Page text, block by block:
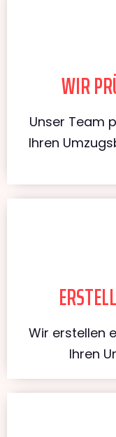
WIR
Unser Team
Ihren
Wir erstellen
Ihren